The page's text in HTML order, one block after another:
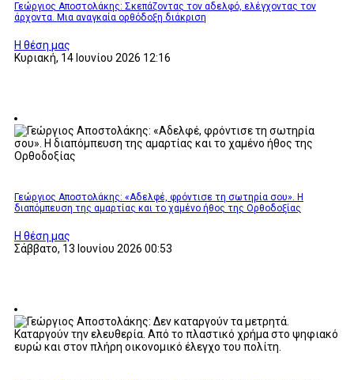
Γεώργιος Αποστολάκης: Σκεπάζοντας τον αδελφό, ελέγχοντας τον
άρχοντα. Μια αναγκαία ορθόδοξη διάκριση
Η θέση μας
Κυριακή, 14 Ιουνίου 2026 12:16
Γεώργιος Αποστολάκης: «Αδελφέ, φρόντισε τη σωτηρία σου». Η
διαπόμπευση της αμαρτίας και το χαμένο ήθος της Ορθοδοξίας
Η θέση μας
Σάββατο, 13 Ιουνίου 2026 00:53